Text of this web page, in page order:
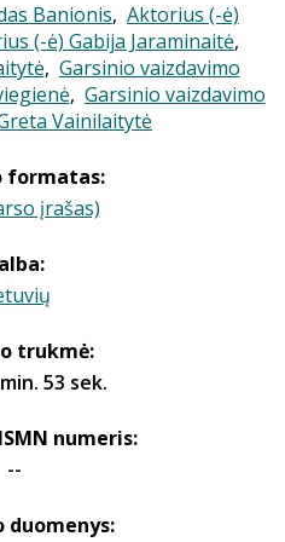
Banionis, Aktorius (-ė)
(-ė) Gabija Jaraminaitė,
, Garsinio vaizdavimo
, Garsinio vaizdavimo
Vainilaitytė
formatas:
įrašas)
trukmė:
53 sek.
numeris:
--
duomenys: